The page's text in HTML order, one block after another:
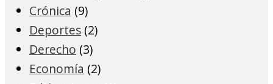
Crónica (9)
Deportes (2)
Derecho (3)
Economía (2)